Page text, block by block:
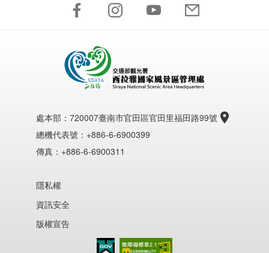
處本部： 720007臺南市官田區官田里福田路99號
總機代表號：+886-6-6900399
傳真：+886-6-6900311
隱私權
資訊安全
版權宣告